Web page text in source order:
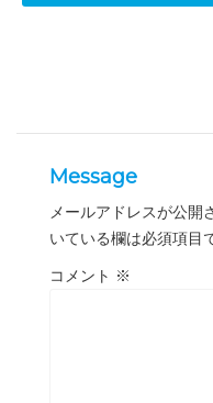
Message
メールアドレスが公開
いている欄は必須項目
コメント ※